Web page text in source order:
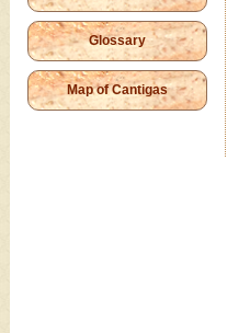
Glossary
Map of Cantigas